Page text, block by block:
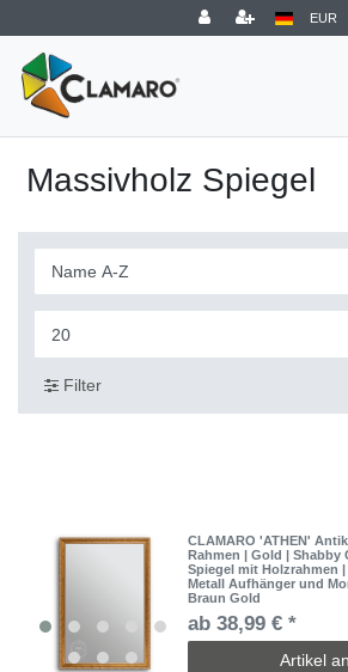
EUR
Massivholz Spiegel
Filter
CLAMARO 'ATHEN'
Rahmen | Gold | Shabby
Spiegel mit Holzrahmen
Metall Aufhänger und
Braun Gold
ab 38,99 € *
Artikel